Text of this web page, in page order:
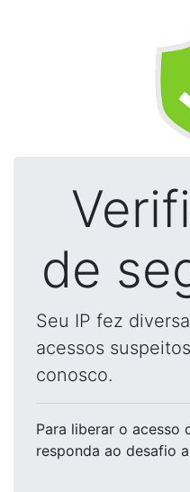
de
Seu IP fez
acessos
conosco.
Para liberar o acesso
responda ao desafio